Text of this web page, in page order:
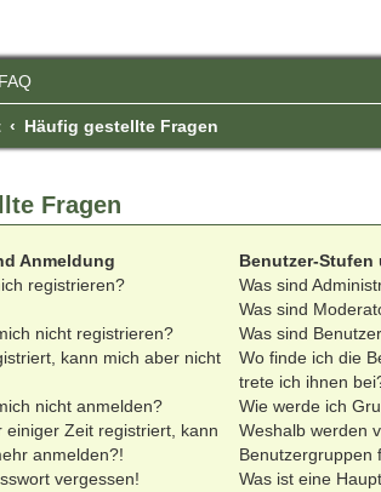
FAQ
Häufig gestellte Fragen
Fragen
Anmeldung
registrieren?
nicht registrieren?
kann mich aber nicht
nicht anmelden?
einiger Zeit registriert, kann
anmelden?!
vergessen!
Benutzer-Stufen
Was sind
Was sind
Was sind
Wo finde ich die
trete ich ihnen
Wie werde ich
Weshalb werden
Benutzergruppen
Was ist eine